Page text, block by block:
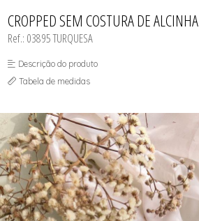
CONJUNTO
CONJUNTO BIQUÍNI
MAIÔ
ROBE
TOP
CROPPED SEM COSTURA DE ALCINHA
Ref.: 03895 TURQUESA
Descrição do produto
Tabela de medidas